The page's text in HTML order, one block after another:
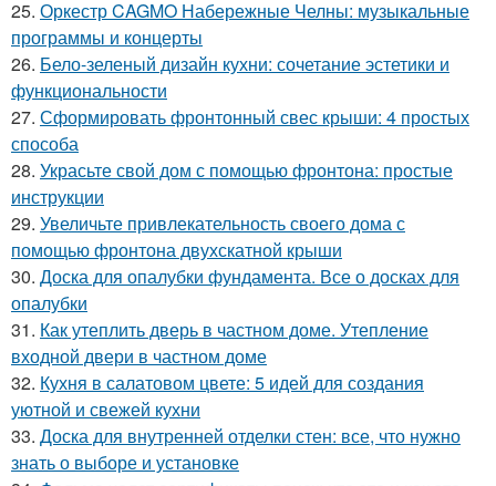
25. Оркестр CAGMO Набережные Челны: музыкальные
программы и концерты
26. Бело-зеленый дизайн кухни: сочетание эстетики и
функциональности
27. Сформировать фронтонный свес крыши: 4 простых
способа
28. Украсьте свой дом с помощью фронтона: простые
инструкции
29. Увеличьте привлекательность своего дома с
помощью фронтона двухскатной крыши
30. Доска для опалубки фундамента. Все о досках для
опалубки
31. Как утеплить дверь в частном доме. Утепление
входной двери в частном доме
32. Кухня в салатовом цвете: 5 идей для создания
уютной и свежей кухни
33. Доска для внутренней отделки стен: все, что нужно
знать о выборе и установке